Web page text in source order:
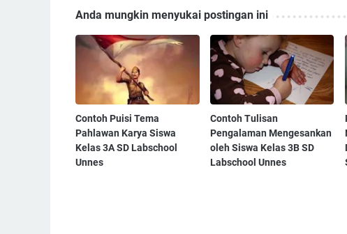
Anda mungkin menyukai postingan ini
Contoh Puisi Tema
Pahlawan Karya Siswa
Kelas 3A SD Labschool
Unnes
Contoh Tulisan
Pengalaman Mengesankan
oleh Siswa Kelas 3B SD
Labschool Unnes